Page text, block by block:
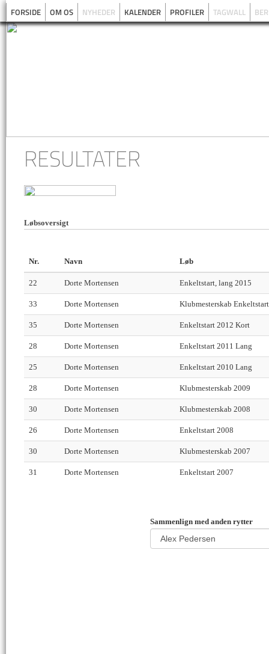
FORSIDE OM OS NYHEDER KALENDER PROFILER TAGWALL
RESULTATER
Løbsoversigt
Nr. Navn Løb
22 Dorte Mortensen Enkeltstart, lang 2015
33 Dorte Mortensen Klubmesterskab
35 Dorte Mortensen Enkeltstart 2012 Kort
28 Dorte Mortensen Enkeltstart 2011 Lang
25 Dorte Mortensen Enkeltstart 2010 Lang
28 Dorte Mortensen Klubmesterskab 2009
30 Dorte Mortensen Klubmesterskab 2008
26 Dorte Mortensen Enkeltstart 2008
30 Dorte Mortensen Klubmesterskab 2007
31 Dorte Mortensen Enkeltstart 2007
Sammenlign med anden rytter